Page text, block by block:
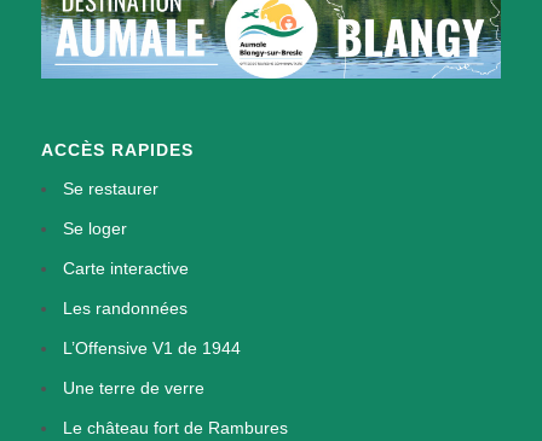
ACCÈS RAPIDES
Se restaurer
Se loger
Carte interactive
Les randonnées
L’Offensive V1 de 1944
Une terre de verre
Le château fort de Rambures